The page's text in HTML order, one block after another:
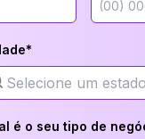
é o seu tipo de